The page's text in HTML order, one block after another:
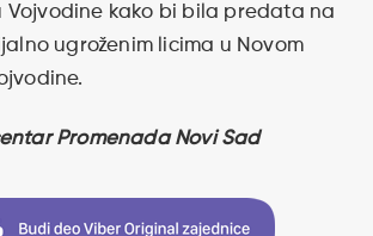
Vojvodine kako bi bila predata na
ugroženim licima u Novom
Promenada Novi Sad